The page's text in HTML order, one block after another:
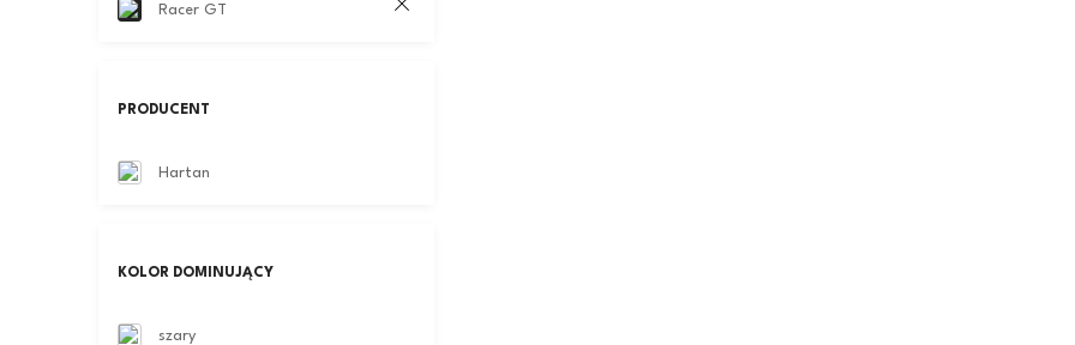
Racer GT
PRODUCENT
Hartan
KOLOR DOMINUJĄCY
szary